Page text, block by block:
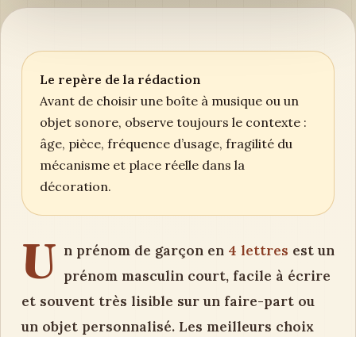
Le repère de la rédaction
Avant de choisir une boîte à musique ou un
objet sonore, observe toujours le contexte :
âge, pièce, fréquence d’usage, fragilité du
mécanisme et place réelle dans la
décoration.
U n prénom de garçon en 4 lettres est un
prénom masculin court, facile à écrire
et souvent très lisible sur un faire-part ou
un objet personnalisé. Les meilleurs choix